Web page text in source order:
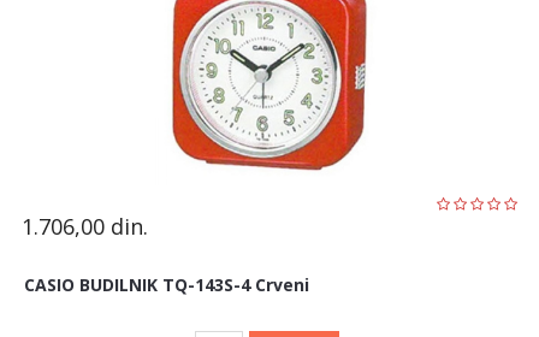
1.706,00 din.
CASIO BUDILNIK TQ-143S-4 Crveni